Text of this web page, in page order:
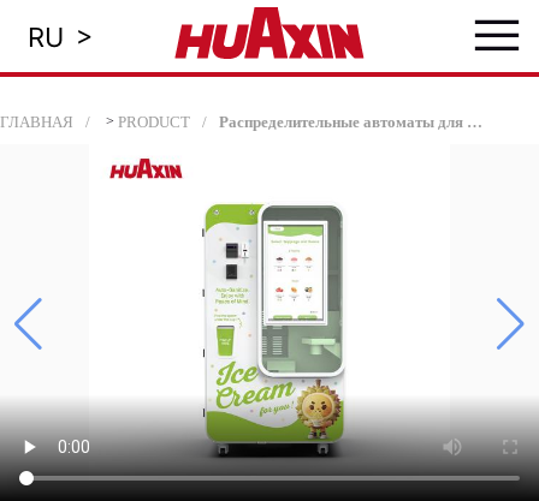
RU > ≡
ГЛАВНАЯ > PRODUCT Распределительные автоматы для мороженого серии Max для европейских дилеров и операторов B2B